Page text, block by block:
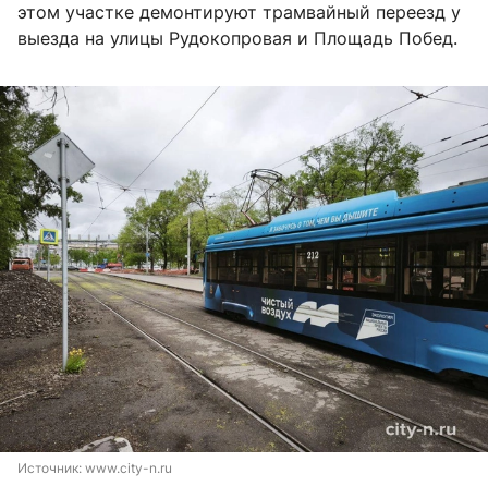
этом участке демонтируют трамвайный переезд у
выезда на улицы Рудокопровая и Площадь Побед.
Источник: www.city-n.ru